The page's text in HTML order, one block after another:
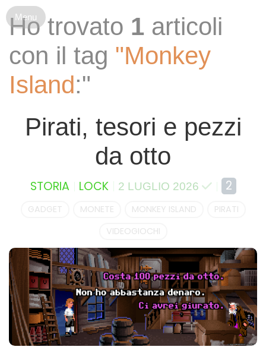
Ho trovato 1 articoli
con il tag "Monkey
Island:"
Pirati, tesori e pezzi
da otto
STORIA LOCK 2 LUGLIO 2026 2
GADGET MONETE MONKEY ISLAND
PIRATI
VIDEOGIOCHI